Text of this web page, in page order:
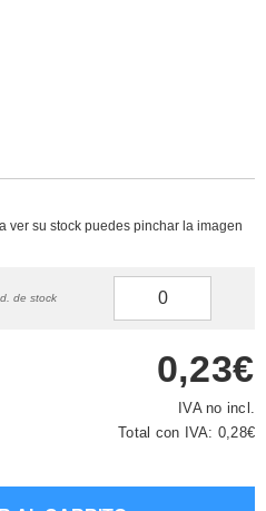
ver su stock puedes pinchar la imagen
de stock
0,23€
IVA no incl.
Total con IVA: 0,28€